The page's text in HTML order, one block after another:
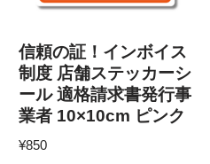
信頼の証！インボイス
制度 店舗ステッカーシ
ール 適格請求書発行事
業者 10×10cm ピンク
¥850